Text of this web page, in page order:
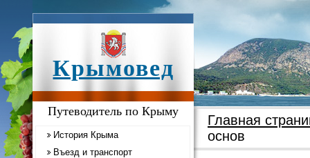
Крымовед
Путеводитель по Крыму
История Крыма
Въезд и транспорт
Главная
основ